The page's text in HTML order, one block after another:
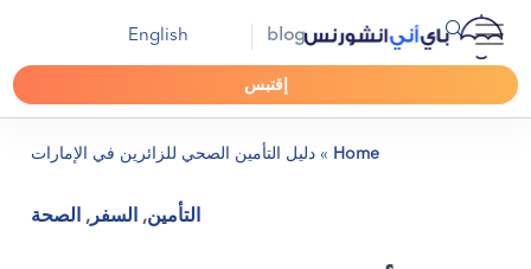
blog
English
إقتبس
Home
» دليل التأمين الصحي للزائرين في الإمارات
التأمين, السفر, الصحة